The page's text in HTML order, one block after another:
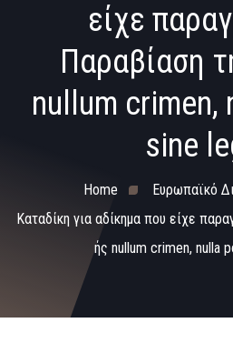
είχε
Παραβίαση
nullum crimen,
sine
Home
Ευρωπαϊκό
Καταδίκη για αδίκημα που είχε
ής nullum crimen, nulla